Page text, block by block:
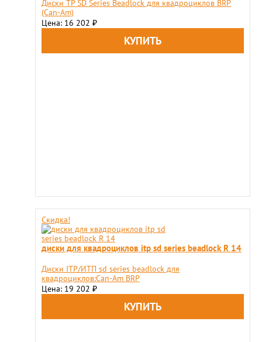
Диски TP SD Series Beadlock для квадроциклов BRP
(Can-Am)
Цена: 16 202 ₽
Скидка!
диски для квадроциклов itp sd series beadlock R 14
Диски ITP/ИТП sd series beadlock для
квадроциклов:Can-Am BRP
Цена: 19 202 ₽